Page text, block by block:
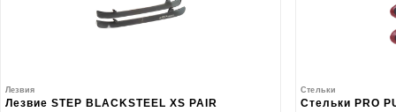
Лезвия
Лезвие STEP BLACKSTEEL XS PAIR
Стельки
Стельки PRO